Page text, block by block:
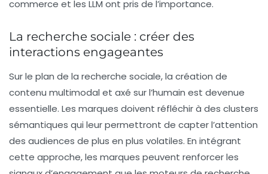
commerce et les LLM ont pris de l’importance.
La recherche sociale : créer des
interactions engageantes
Sur le plan de la recherche sociale, la création de
contenu multimodal et axé sur l’humain est devenue
essentielle. Les marques doivent réfléchir à des clusters
sémantiques qui leur permettront de capter l’attention
des audiences de plus en plus volatiles. En intégrant
cette approche, les marques peuvent renforcer les